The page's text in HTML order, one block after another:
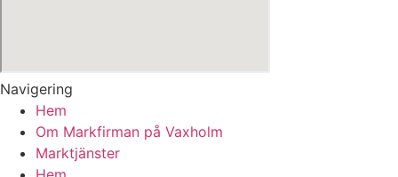
Navigering
Hem
Om Markfirman på Vaxholm
Marktjänster